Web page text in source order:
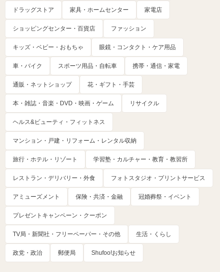
ドラッグストア 家具・ホームセンター 家電店
ショッピングセンター・百貨店 ファッション
キッズ・ベビー・おもちゃ 眼鏡・コンタクト・ケア用品
車・バイク スポーツ用品・自転車 携帯・通信・家電
通販・ネットショップ 花・ギフト・手芸
本・雑誌・音楽・DVD・映画・ゲーム リサイクル
ヘルス&ビューティ・フィットネス
マンション・戸建・リフォーム・レンタル収納
旅行・ホテル・リゾート 学習塾・カルチャー・教育・教習所
レストラン・デリバリー・外食 フォトスタジオ・プリントサービス
アミューズメント 保険・共済・金融 冠婚葬祭・イベント
プレゼントキャンペーン・クーポン
TV局・新聞社・フリーペーパー・その他 生活・くらし
政党・政治 郵便局 Shufoo!お知らせ